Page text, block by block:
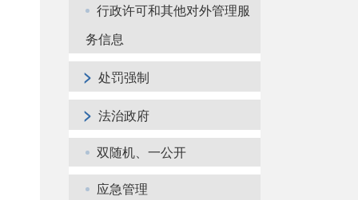
行政许可和其他对外管理服
务信息
> 处罚强制
> 法治政府
双随机、一公开
应急管理